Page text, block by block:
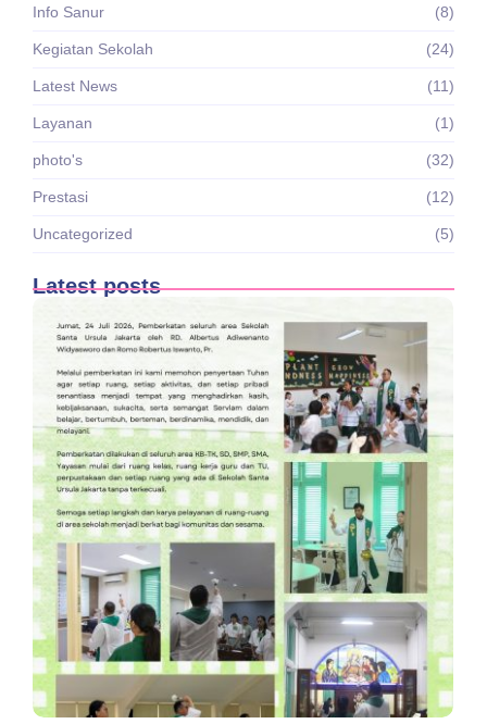
Info Sanur (8)
Kegiatan Sekolah (24)
Latest News (11)
Layanan (1)
photo's (32)
Prestasi (12)
Uncategorized (5)
Latest posts